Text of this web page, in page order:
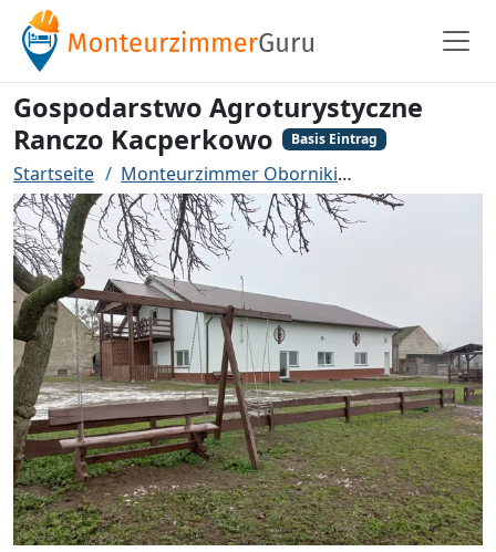
Gospodarstwo Agroturystyczne
Ranczo Kacperkowo
Basis Eintrag
Startseite Monteurzimmer Oborniki